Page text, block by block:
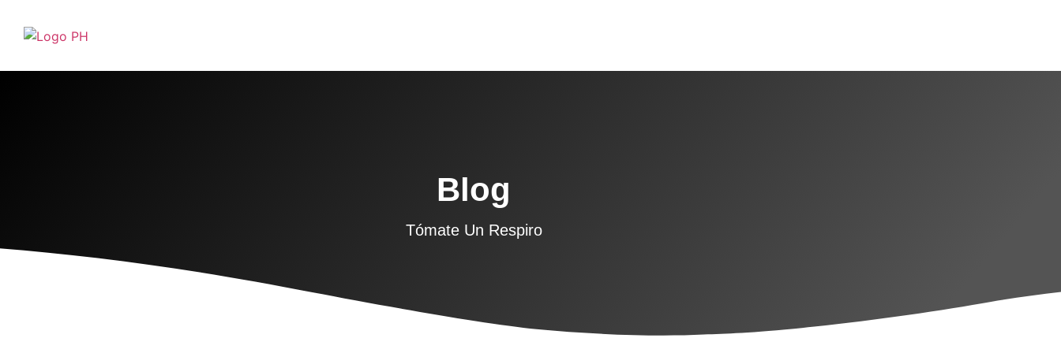
Blog
Tómate Un Respiro